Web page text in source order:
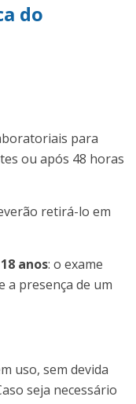
do
para
ou após 48 horas
retirá-lo em
anos: o exame
a presença de um
uso, sem devida
seja necessário